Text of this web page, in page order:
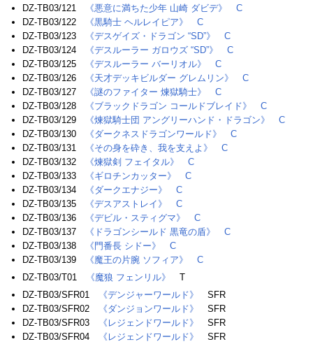
DZ-TB03/121
《悪意に満ちた少年 山崎 ダビデ》
C
DZ-TB03/122
《黒騎士 ヘルレイピア》
C
DZ-TB03/123
《デスゲイズ・ドラゴン “SD”》
C
DZ-TB03/124
《デスルーラー ガロウズ “SD”》
C
DZ-TB03/125
《デスルーラー バーリオル》
C
DZ-TB03/126
《天才デッキビルダー グレムリン》
C
DZ-TB03/127
《謎のファイター 煉獄騎士》
C
DZ-TB03/128
《ブラックドラゴン コールドブレイド》
C
DZ-TB03/129
《煉獄騎士団 アングリーハンド・ドラゴン》
C
DZ-TB03/130
《ダークネスドラゴンワールド》
C
DZ-TB03/131
《その身を砕き、我を支えよ》
C
DZ-TB03/132
《煉獄剣 フェイタル》
C
DZ-TB03/133
《ギロチンカッター》
C
DZ-TB03/134
《ダークエナジー》
C
DZ-TB03/135
《デスアストレイ》
C
DZ-TB03/136
《デビル・スティグマ》
C
DZ-TB03/137
《ドラゴンシールド 黒竜の盾》
C
DZ-TB03/138
《門番長 シドー》
C
DZ-TB03/139
《魔王の片腕 ソフィア》
C
DZ-TB03/T01
《魔狼 フェンリル》
T
DZ-TB03/SFR01
《デンジャーワールド》
SFR
DZ-TB03/SFR02
《ダンジョンワールド》
SFR
DZ-TB03/SFR03
《レジェンドワールド》
SFR
DZ-TB03/SFR04
《レジェンドワールド》
SFR